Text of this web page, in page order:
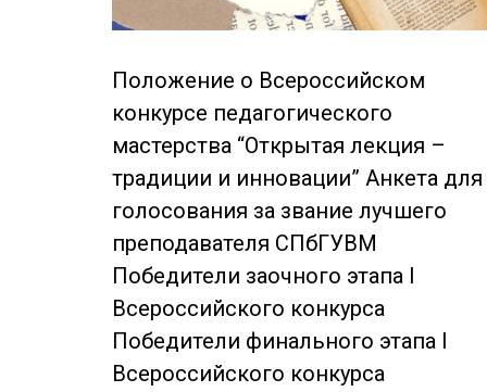
Положение о Всероссийском
конкурсе педагогического
мастерства “Открытая лекция –
традиции и инновации” Анкета для
голосования за звание лучшего
преподавателя СПбГУВМ
Победители заочного этапа I
Всероссийского конкурса
Победители финального этапа I
Всероссийского конкурса